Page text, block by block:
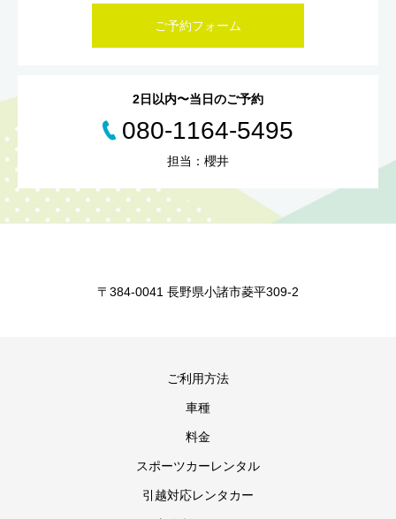
ご予約フォーム
2日以内〜当日のご予約
080-1164-5495
担当：櫻井
〒384-0041 長野県小諸市菱平309-2
ご利用方法
車種
料金
スポーツカーレンタル
引越対応レンタカー